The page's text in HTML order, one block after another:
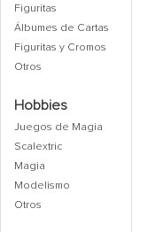
Figuritas
Álbumes de Cartas
Figuritas y Cromos
Otros
Hobbies
Juegos de Magia
Scalextric
Magia
Modelismo
Otros